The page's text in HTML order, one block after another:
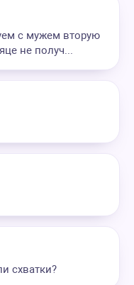
с мужем вторую
не получ...
схватки?